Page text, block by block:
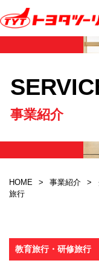
事業紹介
HOME 事業紹介
旅行
教育旅行・研修旅行